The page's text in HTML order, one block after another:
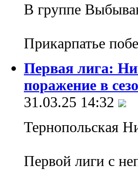
В группе
Прикарпатье
Первая лига:
поражение в
31.03.25 14:32
Тернопольская
Первой лиги с